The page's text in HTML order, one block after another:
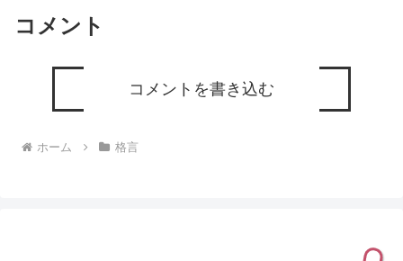
コメント
コメントを書き込む
ホーム 格言